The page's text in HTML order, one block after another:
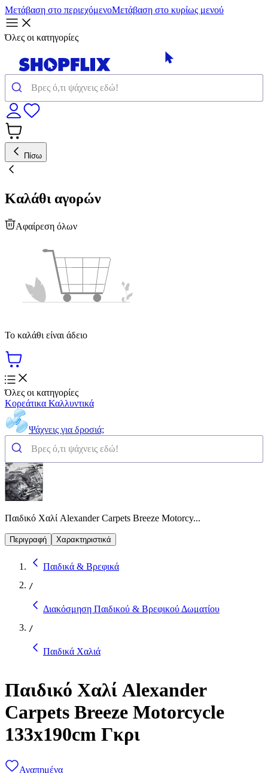
Μετάβαση στο περιεχόμενοΜετάβαση στο κυρίως μενού
Όλες οι κατηγορίες
Πίσω
Καλάθι αγορών
Αφαίρεση όλων
Το καλάθι είναι άδειο
Όλες οι κατηγορίες
Κορεάτικα Καλλυντικά
Ψάχνεις για δροσιά;
Παιδικό Χαλί Alexander Carpets Breeze Motorcy...
Περιγραφή Χαρακτηριστικά
Παιδικά & Βρεφικά
/
Διακόσμηση Παιδικού & Βρεφικού Δωματίου
/
Παιδικά Χαλιά
Παιδικό Χαλί Alexander
Carpets Breeze Motorcycle
133x190cm Γκρι
Αγαπημένα